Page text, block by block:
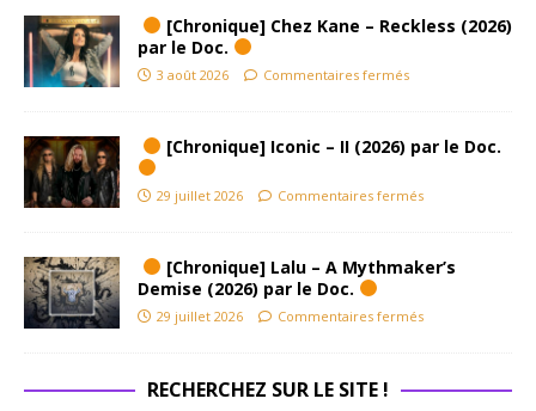
[Chronique] Chez Kane – Reckless (2026)
par le Doc.
3 août 2026 Commentaires fermés
[Chronique] Iconic – II (2026) par le Doc.
29 juillet 2026 Commentaires fermés
[Chronique] Lalu – A Mythmaker’s
Demise (2026) par le Doc.
29 juillet 2026 Commentaires fermés
RECHERCHEZ SUR LE SITE !